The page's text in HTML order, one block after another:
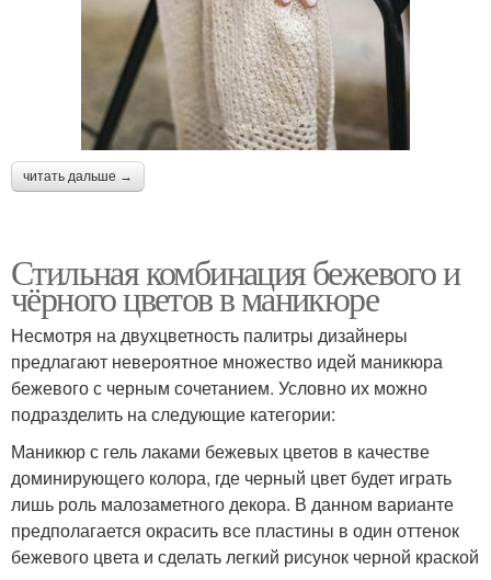
читать дальше →
Стильная комбинация бежевого и
чёрного цветов в маникюре
Несмотря на двухцветность палитры дизайнеры
предлагают невероятное множество идей маникюра
бежевого с черным сочетанием. Условно их можно
подразделить на следующие категории:
Маникюр с гель лаками бежевых цветов в качестве
доминирующего колора, где черный цвет будет играть
лишь роль малозаметного декора. В данном варианте
предполагается окрасить все пластины в один оттенок
бежевого цвета и сделать легкий рисунок черной краской